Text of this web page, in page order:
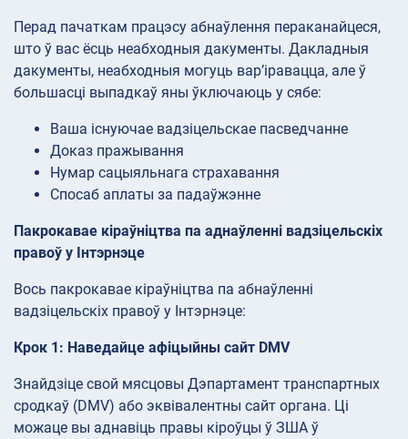
Перад пачаткам працэсу абнаўлення пераканайцеся,
што ў вас ёсць неабходныя дакументы. Дакладныя
дакументы, неабходныя могуць вар’іравацца, але ў
большасці выпадкаў яны ўключаюць у сябе:
Ваша існуючае вадзіцельскае пасведчанне
Доказ пражывання
Нумар сацыяльнага страхавання
Спосаб аплаты за падаўжэнне
Пакрокавае кіраўніцтва па аднаўленні вадзіцельскіх
правоў у Інтэрнэце
Вось пакрокавае кіраўніцтва па абнаўленні
вадзіцельскіх правоў у Інтэрнэце:
Крок 1: Наведайце афіцыйны сайт DMV
Знайдзіце свой мясцовы Дэпартамент транспартных
сродкаў (DMV) або эквівалентны сайт органа. Ці
можаце вы аднавіць правы кіроўцы ў ЗША ў